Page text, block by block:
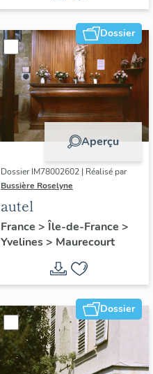
bénédictin
Dossier
Aperçu
Dossier IM78002602 | Réalisé par
Bussière Roselyne
autel
France > Île-de-France >
Yvelines> Maurecourt
Dossier